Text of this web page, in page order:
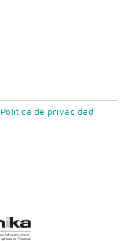
Politica de privacidad